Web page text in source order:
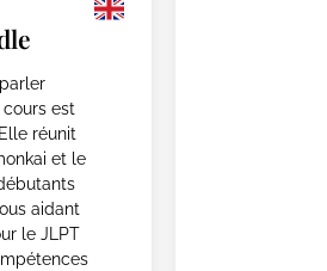
est
réunit
et le
aidant
le JLPT